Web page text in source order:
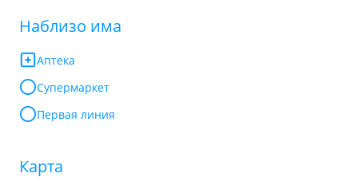
Наблизо има
Аптека
Супермаркет
Первая линия
Карта